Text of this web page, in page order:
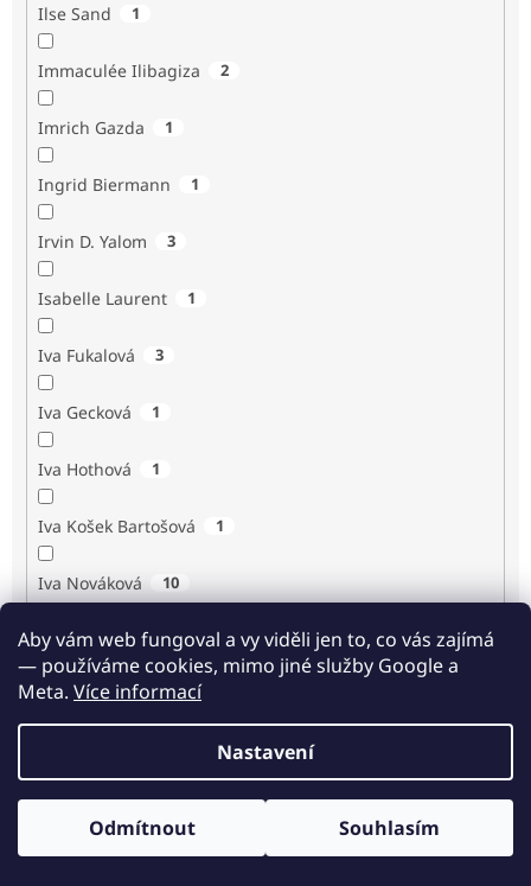
Aby vám web fungoval a vy viděli jen to, co vás zajímá
— používáme cookies, mimo jiné služby Google a
Meta. Více informací
Nastavení
Odmítnout Souhlasím
Ilse Sand 1
Immaculée Ilibagiza 2
Imrich Gazda 1
Ingrid Biermann 1
Irvin D. Yalom 3
Isabelle Laurent 1
Iva Fukalová 3
Iva Gecková 1
Iva Hothová 1
Iva Košek Bartošová 1
Iva Nováková 10
Iva Procházková 1
Ivan Renč 1
Odběr novinek